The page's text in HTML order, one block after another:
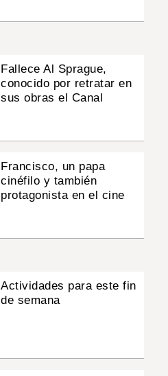
Fallece Al Sprague,
conocido por retratar en
sus obras el Canal
Francisco, un papa
cinéfilo y también
protagonista en el cine
Actividades para este fin
de semana